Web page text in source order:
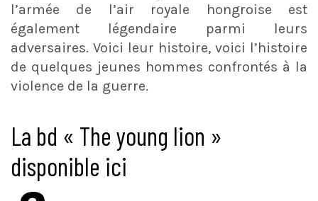
l’armée de l’air royale hongroise est
également légendaire parmi leurs
adversaires. Voici leur histoire, voici l’histoire
de quelques jeunes hommes confrontés à la
violence de la guerre.
La bd « The young lion »
disponible ici